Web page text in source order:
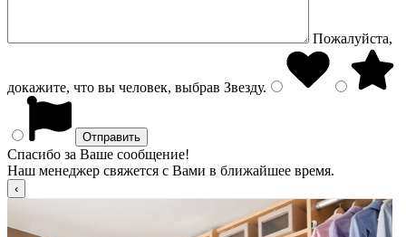
Пожалуйста,
докажите, что вы человек, выбрав Звезду.
Спасибо за Ваше сообщение!
Наш менеджер свяжется с Вами в ближайшее время.